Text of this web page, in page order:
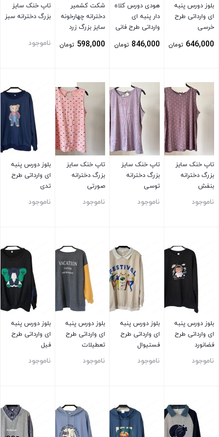
بلوز دورس پنبه
ای وارداتی طرح
خرسی
646,000 تومان
هودی دورس کلاه
دار پنبه ای
وارداتی طرح فانی
846,000 تومان
شکت کشمیر
دخترانه چهارخونه
سایز بزرگ زرد
598,000 تومان
تاپ خنک سایز
بزرگ دخترانه سبز
ناموجود
تاپ خنک سایز
بزرگ دخترانه
بنفش
ناموجود
تاپ خنک سایز
بزرگ دخترانه
توسی
ناموجود
تاپ خنک سایز
بزرگ دخترانه
صورتی
ناموجود
بلوز دورس پنبه
ای وارداتی طرح
تدی
ناموجود
بلوز دورس پنبه
ای وارداتی طرح
فضانورد
ناموجود
بلوز دورس پنبه
ای وارداتی طرح
فستیوال
ناموجود
بلوز دورس پنبه
ای وارداتی طرح
تعطیلات
ناموجود
بلوز دورس پنبه
ای وارداتی طرح
فیل
ناموجود